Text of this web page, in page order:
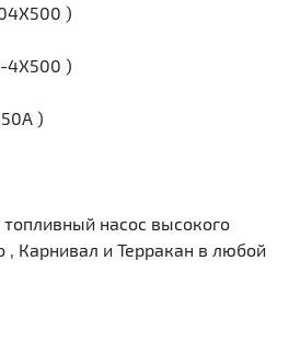
)
4Х500 )
)
насос высокого
, Карнивал и Терракан в любой